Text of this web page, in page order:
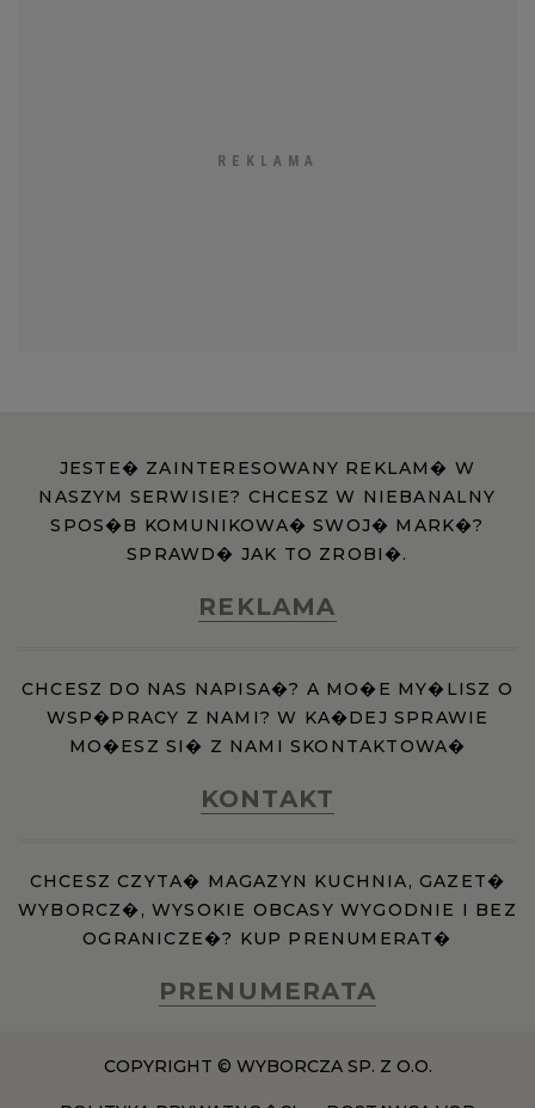
JESTE� ZAINTERESOWANY REKLAM� W
NASZYM SERWISIE? CHCESZ W NIEBANALNY
SPOS�B KOMUNIKOWA� SWOJ� MARK�?
SPRAWD� JAK TO ZROBI�.
REKLAMA
CHCESZ DO NAS NAPISA�? A MO�E MY�LISZ O
WSP�PRACY Z NAMI? W KA�DEJ SPRAWIE
MO�ESZ SI� Z NAMI SKONTAKTOWA�
KONTAKT
CHCESZ CZYTA� MAGAZYN KUCHNIA, GAZET�
WYBORCZ�, WYSOKIE OBCASY WYGODNIE I BEZ
OGRANICZE�? KUP PRENUMERAT�
PRENUMERATA
COPYRIGHT © WYBORCZA SP. Z O.O.